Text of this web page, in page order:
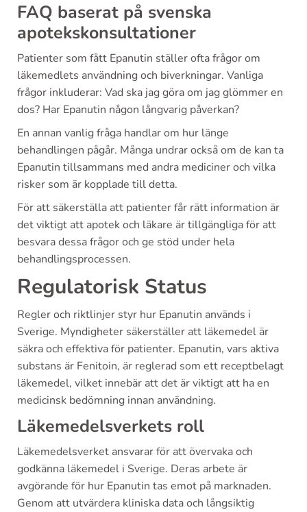
FAQ baserat på svenska
apotekskonsultationer
Patienter som fått Epanutin ställer ofta frågor om
läkemedlets användning och biverkningar. Vanliga
frågor inkluderar: Vad ska jag göra om jag glömmer en
dos? Har Epanutin någon långvarig påverkan?
En annan vanlig fråga handlar om hur länge
behandlingen pågår. Många undrar också om de kan ta
Epanutin tillsammans med andra mediciner och vilka
risker som är kopplade till detta.
För att säkerställa att patienter får rätt information är
det viktigt att apotek och läkare är tillgängliga för att
besvara dessa frågor och ge stöd under hela
behandlingsprocessen.
Regulatorisk Status
Regler och riktlinjer styr hur Epanutin används i
Sverige. Myndigheter säkerställer att läkemedel är
säkra och effektiva för patienter. Epanutin, vars aktiva
substans är Fenitoin, är reglerad som ett receptbelagt
läkemedel, vilket innebär att det är viktigt att ha en
medicinsk bedömning innan användning.
Läkemedelsverkets roll
Läkemedelsverket ansvarar för att övervaka och
godkänna läkemedel i Sverige. Deras arbete är
avgörande för hur Epanutin tas emot på marknaden.
Genom att utvärdera kliniska data och långsiktig